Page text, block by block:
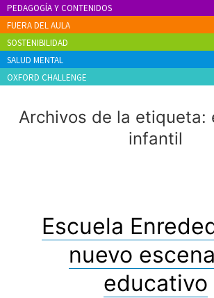
PEDAGOGÍA Y CONTENIDOS
FUERA DEL AULA
SOSTENIBILIDAD
SALUD MENTAL
OXFORD CHALLENGE
Archivos de la etiqueta:
infantil
Escuela
nuevo
educativo